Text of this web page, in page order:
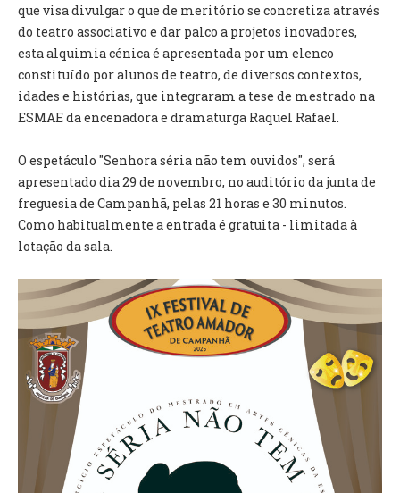
RELATÓRIO E CONTAS
INVENTÁRIO
RECRUTAMENTO PESSOAL
CÓDIGO DE CONDUTA
ORÇAMENTO COLABORATIVO
FUNDO DE APOIO AO ASSOCIATIVISMO
SERVIÇOS
GERAIS
CANÍDEOS
CEMITÉRIO
RECENSEAMENTO ELEITORAL
ATESTADOS
VENDA AMBULANTE
EMPREGO (GIP)
O GABINETE
APOIO AOS DESEMPREGADOS
que visa divulgar o que de meritório se concretiza através
do teatro associativo e dar palco a projetos inovadores,
esta alquimia cénica é apresentada por um elenco
constituído por alunos de teatro, de diversos contextos,
idades e histórias, que integraram a tese de mestrado na
ESMAE da encenadora e dramaturga Raquel Rafael.
O espetáculo "Senhora séria não tem ouvidos", será
apresentado dia 29 de novembro, no auditório da junta de
freguesia de Campanhã, pelas 21 horas e 30 minutos.
Como habitualmente a entrada é gratuita - limitada à
lotação da sala.